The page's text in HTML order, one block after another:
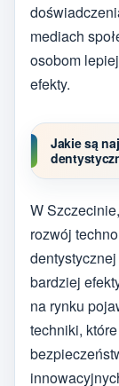
mediach
osobom
efekty.
Jakie są
W
rozwój
bardziej
na rynku
techniki,